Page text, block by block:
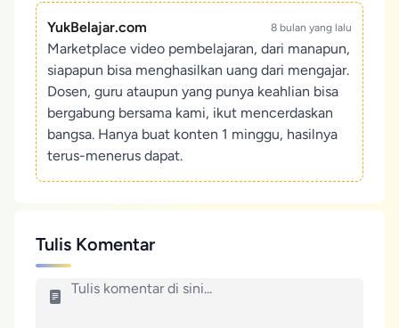
YukBelajar.com 8 bulan yang lalu
Marketplace video pembelajaran, dari manapun,
siapapun bisa menghasilkan uang dari mengajar.
Dosen, guru ataupun yang punya keahlian bisa
bergabung bersama kami, ikut mencerdaskan
bangsa. Hanya buat konten 1 minggu, hasilnya
terus-menerus dapat.
Tulis Komentar